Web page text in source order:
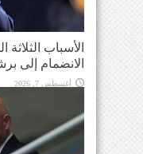
الأسباب
الانضمام إلى
أغسطس 7, 2026